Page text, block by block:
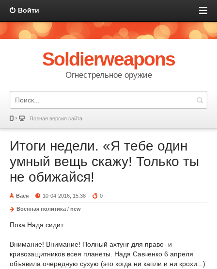
Войти
Soldierweapons
Огнестрельное оружие
Полная версия сайта
Итоги недели. «Я тебе один
умный вещь скажу! Только ты
не обижайся!
Вася 10-04-2016, 15:38 0
Военная политика / new
Пока Надя сидит...
Внимание! Внимание! Полный ахтунг для право- и
кривозащитников всея планеты. Надя Савченко 6 апреля
объявила очередную сухую (это когда ни капли и ни крохи...)